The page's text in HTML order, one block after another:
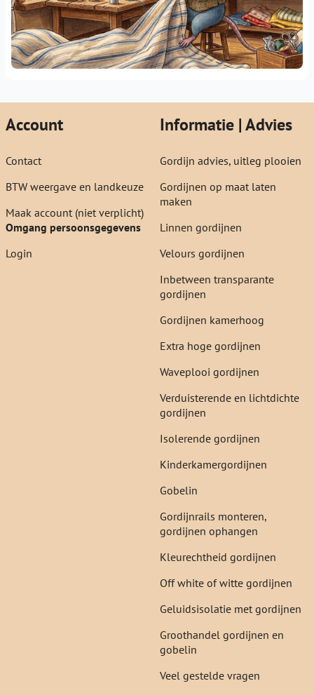
Account
Contact
BTW weergave en landkeuze
Maak account (niet verplicht)
Omgang persoonsgegevens
Login
Informatie | Advies
Gordijn advies, uitleg plooien
Gordijnen op maat laten
maken
Linnen gordijnen
Velours gordijnen
Inbetween transparante
gordijnen
Gordijnen kamerhoog
Extra hoge gordijnen
Waveplooi gordijnen
Verduisterende en lichtdichte
gordijnen
Isolerende gordijnen
Kinderkamergordijnen
Gobelin
Gordijnrails monteren,
gordijnen ophangen
Kleurechtheid gordijnen
Off white of witte gordijnen
Geluidsisolatie met gordijnen
Groothandel gordijnen en
gobelin
Veel gestelde vragen